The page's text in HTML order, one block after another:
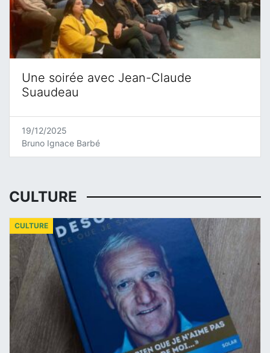
Une soirée avec Jean-Claude
Suaudeau
19/12/2025
Bruno Ignace Barbé
CULTURE
CULTURE